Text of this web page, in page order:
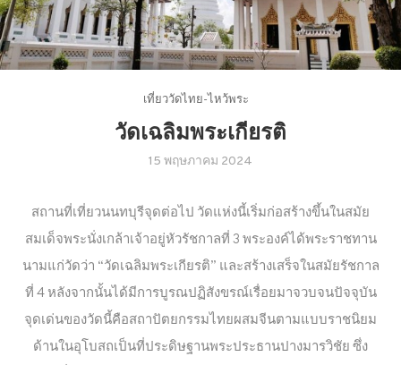
เที่ยววัดไทย-ไหว้พระ
วัดเฉลิมพระเกียรติ
15 พฤษภาคม 2024
สถานที่เที่ยวนนทบุรีจุดต่อไป วัดแห่งนี้เริ่มก่อสร้างขึ้นในสมัย
สมเด็จพระนั่งเกล้าเจ้าอยู่หัวรัชกาลที่ 3 พระองค์ได้พระราชทาน
นามแก่วัดว่า “วัดเฉลิมพระเกียรติ” และสร้างเสร็จในสมัยรัชกาล
ที่ 4 หลังจากนั้นได้มีการบูรณปฏิสังขรณ์เรื่อยมาจวบจนปัจจุบัน
จุดเด่นของวัดนี้คือสถาปัตยกรรมไทยผสมจีนตามแบบราชนิยม
ด้านในอุโบสถเป็นที่ประดิษฐานพระประธานปางมารวิชัย ซึ่ง